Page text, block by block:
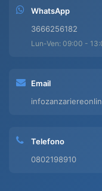
WhatsApp
3666256182
Lun-Ven: 09:00 -
Email
Telefono
0802198910